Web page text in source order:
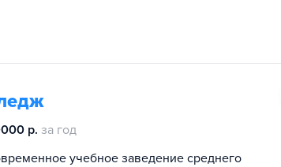
р. за год
учебное заведение среднего